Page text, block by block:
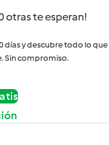
otras te esperan!
días y descubre todo lo que
Sin compromiso.